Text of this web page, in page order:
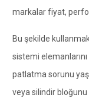
markalar fiyat,
Bu şekilde
sistemi
patlatma sorunu
veya silindir bloğunu